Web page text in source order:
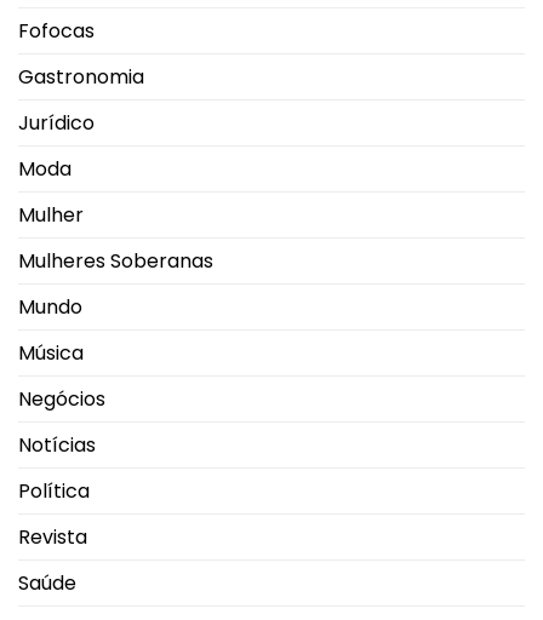
Fofocas
Gastronomia
Jurídico
Moda
Mulher
Mulheres Soberanas
Mundo
Música
Negócios
Notícias
Política
Revista
Saúde